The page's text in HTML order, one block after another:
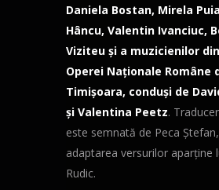
Daniela Bostan, Mirela
Hâncu, Valentin Ivanciuc,
Viziteu şi a muzicienilor
Operei Naţionale Române
Timişoara, conduşi de
şi Valentina Peetz.
este semnată de Peca
adaptarea versurilor aparţine
Rudic.